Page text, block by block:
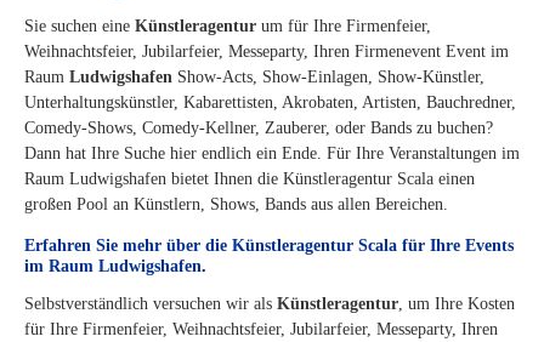
Sie suchen eine Künstleragentur um für Ihre Firmenfeier,
Weihnachtsfeier, Jubilarfeier, Messeparty, Ihren Firmenevent Event im
Raum Ludwigshafen Show-Acts, Show-Einlagen, Show-Künstler,
Unterhaltungskünstler, Kabarettisten, Akrobaten, Artisten, Bauchredner,
Comedy-Shows, Comedy-Kellner, Zauberer, oder Bands zu buchen?
Dann hat Ihre Suche hier endlich ein Ende. Für Ihre Veranstaltungen im
Raum Ludwigshafen bietet Ihnen die Künstleragentur Scala einen
großen Pool an Künstlern, Shows, Bands aus allen Bereichen.
Erfahren Sie mehr über die Künstleragentur Scala für Ihre Events
im Raum Ludwigshafen.
Selbstverständlich versuchen wir als Künstleragentur , um Ihre Kosten
für Ihre Firmenfeier, Weihnachtsfeier, Jubilarfeier, Messeparty, Ihren